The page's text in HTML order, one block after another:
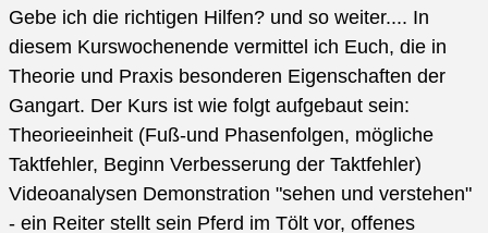
Gebe ich die richtigen Hilfen? und so weiter.... In
diesem Kurswochenende vermittel ich Euch, die in
Theorie und Praxis besonderen Eigenschaften der
Gangart. Der Kurs ist wie folgt aufgebaut sein:
Theorieeinheit (Fuß-und Phasenfolgen, mögliche
Taktfehler, Beginn Verbesserung der Taktfehler)
Videoanalysen Demonstration "sehen und verstehen"
- ein Reiter stellt sein Pferd im Tölt vor, offenes